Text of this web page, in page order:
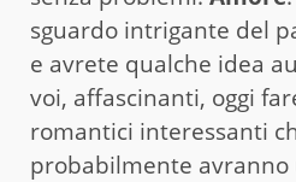
sguardo intrigante del
e avrete qualche idea
voi, affascinanti, oggi
romantici interessanti
probabilmente avranno